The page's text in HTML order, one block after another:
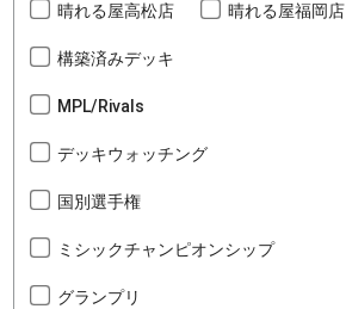
晴れる屋高松店 晴れる屋福岡店
構築済みデッキ
MPL/Rivals
デッキウォッチング
国別選手権
ミシックチャンピオンシップ
グランプリ